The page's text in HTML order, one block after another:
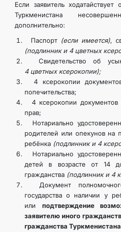
Если заявитель
Туркменистана
дополнительно:
Паспорт (если имеется),
(подлинник и 4 цветных
Свидетельство об
4 цветных ксерокопии);
4 ксерокопии
попечительства;
4 ксерокопии документов
прав;
Нотариально
родителей или опекунов на
ребёнка (подлинник и 4
Нотариально
детей в возрасте от 14
гражданства (подлинник и 4
Документ
государства о наличии у
или подтверждение
заявителю иного
гражданства